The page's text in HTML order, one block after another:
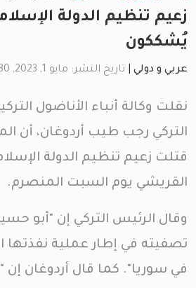
زعيم تنظيم الدولة
يُشككون
عربي و دولي تاريخ النشر: مايو 1, 2023, 2:30 م
نقلت وكالة أنباء الأناضول
التركي رجب طيب أردوغان، أن
قتلت زعيم تنظيم الدولة
القريشي يوم السبت المنصرم.
وقال الرئيس التركي إن "أبو
تصفيته في إطار عملية نفذتها
في سوريا". كما قال أردوغان إن